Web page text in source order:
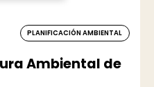
PLANIFICACIÓN AMBIENTAL
Ambiental de